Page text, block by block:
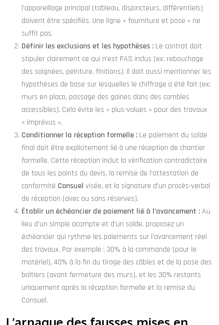
l’appareillage principal (tableau, disjoncteurs, différentiels)
doivent être spécifiés. Une ligne « fourniture et pose » ne
suffit pas.
Définir les exclusions et les hypothèses : Le contrat doit
stipuler clairement ce qui n’est PAS inclus (ex: rebouchage
des saignées, peinture, finitions). Il doit aussi mentionner les
hypothèses de base sur lesquelles le chiffrage a été fait (ex:
murs en placo, passage des gaines dans des combles
accessibles). Cela évite les « plus-values » pour des travaux
« imprévus ».
Conditionner la réception formelle : Le paiement du solde
final doit être explicitement lié à une réception de chantier
formelle. Cette réception inclut la vérification contradictoire
de tous les points du devis, la remise de l’attestation de
conformité Consuel visée, et la signature d’un procès-verbal
de réception (avec ou sans réserves).
Établir un échéancier de paiement lié à l’avancement :Au
lieu d’un simple acompte et d’un solde, proposez un
échéancier qui rythme les paiements sur l’avancement réel
des travaux. Par exemple : 30% à la commande (pour le
matériel), 40% à la fin du tirage des câbles et de la pose des
boîtiers (avant fermeture des murs), et les 30% restants
uniquement après la réception formelle et la remise du
Consuel.